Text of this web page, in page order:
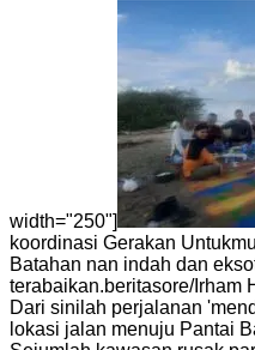
width="250"]
koordinasi Gerakan
Batahan nan indah dan
terabaikan.beritasore/Irham
Dari sinilah perjalanan
lokasi jalan menuju Pantai